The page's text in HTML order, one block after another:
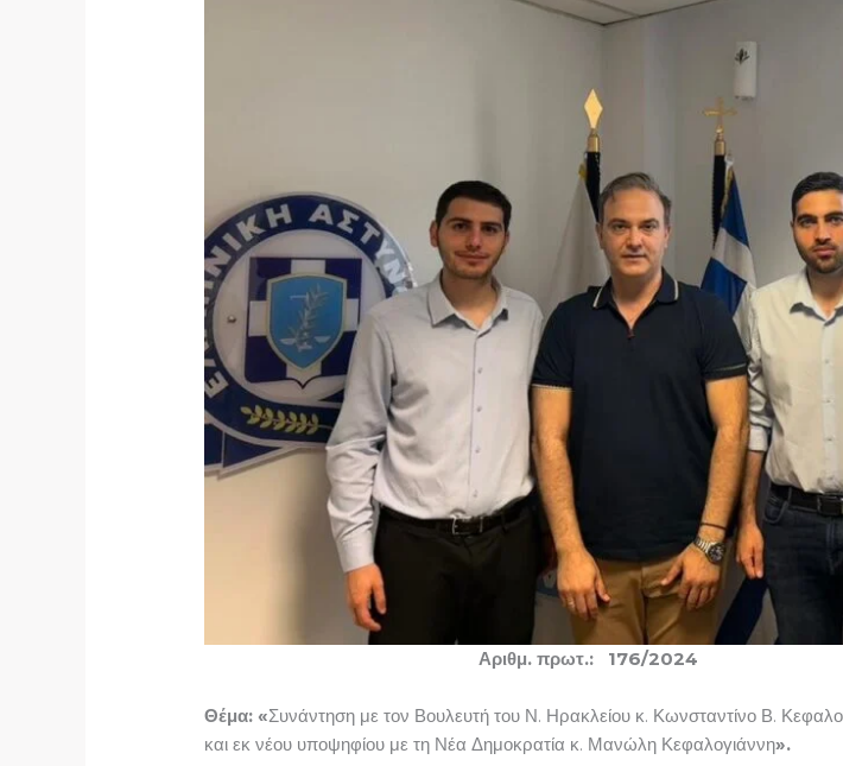
Αριθμ. πρωτ.: 176/2024
Θέμα: «Συνάντηση με τον Βουλευτή του Ν. Ηρακλείου κ. Κωνσταντίνο Β.
και εκ νέου υποψηφίου με τη Νέα Δημοκρατία κ. Μανώλη Κεφαλογιάννη».